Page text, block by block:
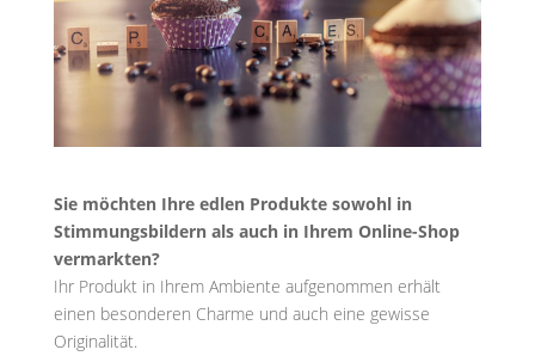
Sie möchten Ihre edlen Produkte sowohl in
Stimmungsbildern als auch in Ihrem Online-Shop
vermarkten?
Ihr Produkt in Ihrem Ambiente aufgenommen erhält
einen besonderen Charme und auch eine gewisse
Originalität.